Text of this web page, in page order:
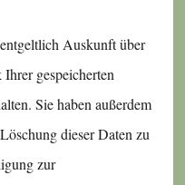
Auskunft über
gespeicherten
Sie haben außerdem
dieser Daten zu
zur